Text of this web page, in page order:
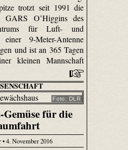
trotzt seit 1991 die
GARS O’Higgins des
für Luft- und
9-Meter-Antenne
und ist an 365 Tagen
kleinen Mannschaft
Foto: DLR
für die
4. November 2016